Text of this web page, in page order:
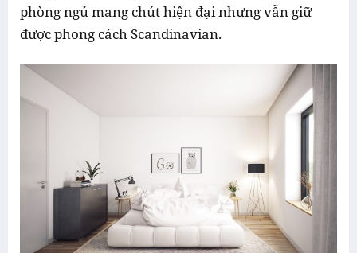
phòng ngủ mang chút hiện đại nhưng vẫn giữ
được phong cách Scandinavian.